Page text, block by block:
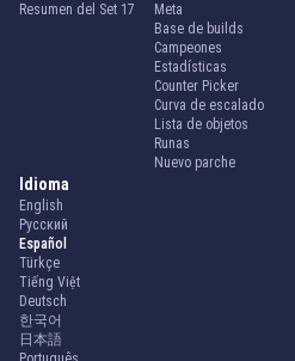
Resumen del Set 17
Meta
Base de builds
Campeones
Estadísticas
Counter Picker
Curva de escalado
Lista de objetos
Runas
Nuevo parche
Idioma
English
Русский
Español
Türkçe
Tiếng Việt
Deutsch
한국어
日本語